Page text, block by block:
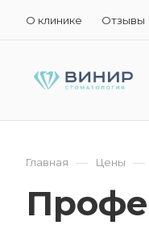
О клинике Отзывы
Главная — Цены —